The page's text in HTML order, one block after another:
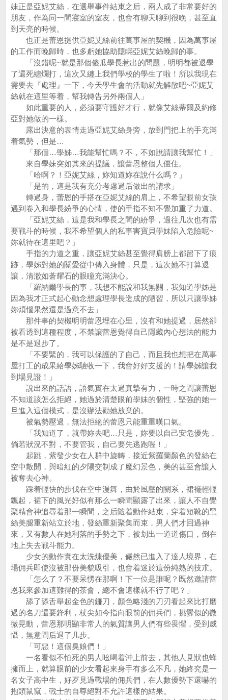
妹正是亞妮艾絲，在選舉事件結束之后，兩人成了非常要好的
朋友，作為同一間寢室的室友，也會有聊天聊到很晚，甚至直
到天亮的時候。
也正是蕾恩提供亞妮艾絲前往萬事屋的契機，因為萬事屋
的工作而晚歸時，也多虧她協助隱瞞亞妮艾絲晚歸的事。
「沒錯呢~就是那個傻瓜學長惹出的問題，明明都被退學
了還死纏爛打，這次又纏上我們學校的學生了啦！所以我現在
需要去『處理』一下，今天學生會的活動就先解散吧~亞妮艾
絲就在這里等着，幫我轉告另外兩個人」
如此重要的人，必須要守護好才行，就像艾絲蒂爾及約修
亞對她做的一樣。
露出決意的表情走過亞妮艾絲身旁，放到門把上的手充滿
着氣勢，但是…
「那個…學姊…我能幫忙嗎？不，不如說請讓我幫忙！」
來自學妹突如其來的提議，讓蕾恩整個人僵住。
「哈啊？！亞妮艾絲，妳知道妳在說什么嗎？」
「是的，這是我有充分考慮過后做出的請求」
轉過身，蕾恩的手搭在亞妮艾絲的肩上，不希望眼前女孩
遇到卷入和學長紛爭的心情，使的手指不知不覺加重了力道。
「亞妮艾絲，這是我和學長之間的紛爭，過往几次也有需
要戰斗的時候，我不希望個人的私事害寶貝學妹陷入危險呢~
妳就待在這里吧？」
手指的力道之重，讓亞妮艾絲甚至覺得肩膀上都留下了痕
跡，學姊對她的關愛從中傳入身體，只是，這次她不打算退
讓，清澈如蒼耀石的眼瞳充滿決心。
「羅納爾學長的事，我想不能說和我無關，我知道學姊是
因為我才正式起心動念想處理學長造成的陋習，所以只讓學姊
妳煩惱果然還是過意不去」
那件事的契機明明蕾恩埋在心里，沒有和她提過，居然卻
被看透到這種程度，不禁讓蕾恩覺得自己隱藏內心想法的能力
是不是退步了。
「不要緊的，我可以保護的了自己，而且我也想把在萬事
屋打工的成果給學姊驗收一下，我會好好支援的！請學姊讓我
到場見證！」
說出來的話語，語氣實在太過真摯有力，一時之間讓蕾恩
不知道該怎么拒絕，她過於清楚眼前學妹的個性，堅強的她一
旦進入這個模式，是沒辦法勸她放棄的。
被氣勢壓過，無法拒絕的蕾恩只能重重嘆口氣。
「我知道了，就帶妳去吧…只是，妳要以自己安危優先，
倘若狀況不對，不要管我，自己要先逃跑喔！」
起跳，紫發少女在人群中旋轉，接近紫羅蘭顏色的發絲在
空中散開，與暗紅的夕陽交制成了魔幻景色，美的甚至會讓人
被奪去心神。
踩着輕快的步伐在空中漫舞，由於風壓的關系，裙襬輕輕
飄起，裙下的風光好似有那么一瞬間顯露了出來，讓人不自覺
聚精會神追尋着那一瞬間，之后隨着動作結束，穿着短靴的黑
絲美腿重新站立於地，發絲重新聚集而束，男人們才回過神
來，又有數人在她利落的手勢之下，被划出一道道傷口，倒在
地上失去戰斗能力。
少女的動作實在太洗煉優美，儼然已進入了達人境界，在
場佣兵即使沒被那份美貌吸引，也會着迷於這份純熟的技朮。
「怎么了？不要呆愣在那啊！下一位是誰呢？既然邀請蕾
恩我來參加這難得的茶會，總不會這樣就不行了吧？」
舔了舔舌舉起金色的鐮刀，顏色略淺的刀刃看起來比打磨
過的名刀還要鋒利，杖尖如今指向眼前的佣兵們，挑釁似的微
微晃動，蕾恩那明顯非常人的氣質讓男人們有些畏懼，受到威
懾，無意間后退了几步。
「可惡！這個臭娘們！」
一名看似不怕死的男人吆喝着沖上前去，其他人見狀也蜂
擁而上，就算眼前的少女看起來身手有多么不凡，她終究是一
名女子高中生，好歹見過戰場的佣兵們，在人數優勢下還嚇的
抱頭鼠竄，戰士的自尊絕對不允許這樣的結果。